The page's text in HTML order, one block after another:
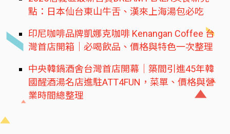
點：日本仙台東山牛舌、漢來上海湯包必吃
印尼咖啡品牌凱娜克咖啡 Kenangan Coffee 台
灣首店開箱｜必喝飲品、價格與特色一次整理
中央韓鍋酒舍台灣首店開幕｜築間引進45年韓
國醒酒湯名店進駐ATT4FUN，菜單、價格與營
業時間總整理